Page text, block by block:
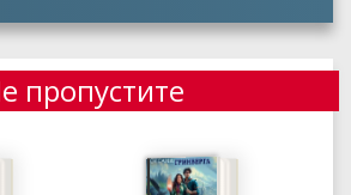
пропустите